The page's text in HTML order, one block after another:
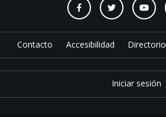
Contacto Accesibilidad Directorio
Iniciar sesión